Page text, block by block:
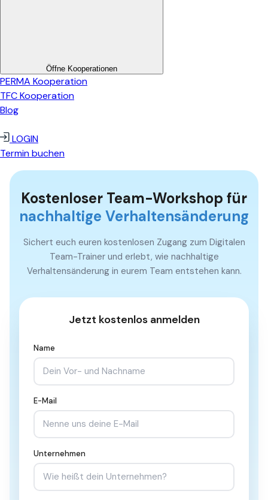
Öffne Kooperationen
PERMA Kooperation
TFC Kooperation
Blog
LOGIN
Termin buchen
Kostenloser Team-Workshop für
nachhaltige Verhaltensänderung
Sichert euch euren kostenlosen Zugang zum Digitalen
Team-Trainer und erlebt, wie nachhaltige
Verhaltensänderung in eurem Team entstehen kann.
Jetzt kostenlos anmelden
Name
E-Mail
Unternehmen